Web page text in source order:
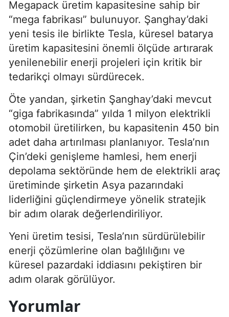
Megapack üretim kapasitesine sahip bir
“mega fabrikası” bulunuyor. Şanghay’daki
yeni tesis ile birlikte Tesla, küresel batarya
üretim kapasitesini önemli ölçüde artırarak
yenilenebilir enerji projeleri için kritik bir
tedarikçi olmayı sürdürecek.
Öte yandan, şirketin Şanghay’daki mevcut
“giga fabrikasında” yılda 1 milyon elektrikli
otomobil üretilirken, bu kapasitenin 450 bin
adet daha artırılması planlanıyor. Tesla’nın
Çin’deki genişleme hamlesi, hem enerji
depolama sektöründe hem de elektrikli araç
üretiminde şirketin Asya pazarındaki
liderliğini güçlendirmeye yönelik stratejik
bir adım olarak değerlendiriliyor.
Yeni üretim tesisi, Tesla’nın sürdürülebilir
enerji çözümlerine olan bağlılığını ve
küresel pazardaki iddiasını pekiştiren bir
adım olarak görülüyor.
Yorumlar